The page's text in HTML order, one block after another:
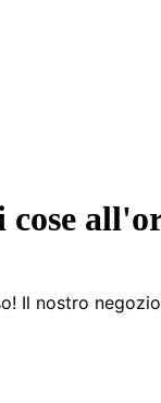
cose
Il nostro